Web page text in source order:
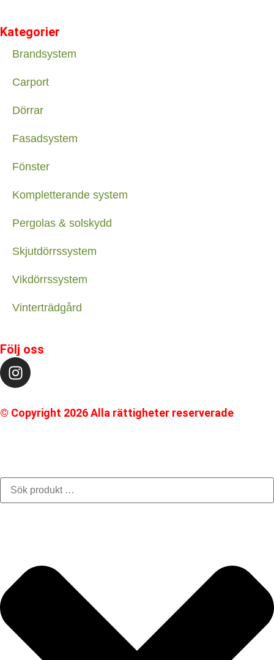
Kategorier
Brandsystem
Carport
Dörrar
Fasadsystem
Fönster
Kompletterande system
Pergolas & solskydd
Skjutdörrssystem
Vikdörrssystem
Vinterträdgård
Följ oss
© Copyright 2026 Alla rättigheter reserverade